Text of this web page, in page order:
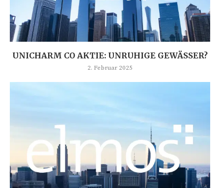
UNICHARM CO AKTIE: UNRUHIGE GEWÄSSER?
2. Februar 2025